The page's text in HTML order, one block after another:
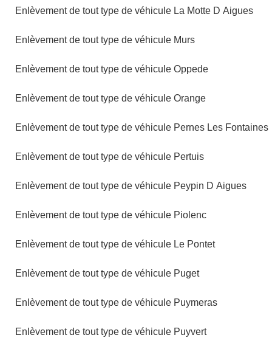
Enlèvement de tout type de véhicule La Motte D Aigues
Enlèvement de tout type de véhicule Murs
Enlèvement de tout type de véhicule Oppede
Enlèvement de tout type de véhicule Orange
Enlèvement de tout type de véhicule Pernes Les Fontaines
Enlèvement de tout type de véhicule Pertuis
Enlèvement de tout type de véhicule Peypin D Aigues
Enlèvement de tout type de véhicule Piolenc
Enlèvement de tout type de véhicule Le Pontet
Enlèvement de tout type de véhicule Puget
Enlèvement de tout type de véhicule Puymeras
Enlèvement de tout type de véhicule Puyvert